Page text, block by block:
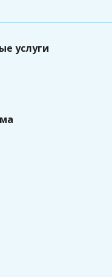
услуги